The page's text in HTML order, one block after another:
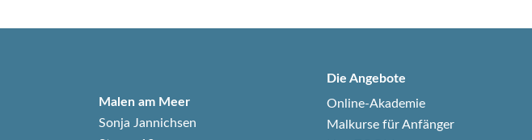
Malen am Meer
Sonja Jannichsen
Die Angebote
Online-Akademie
Malkurse für Anfänger